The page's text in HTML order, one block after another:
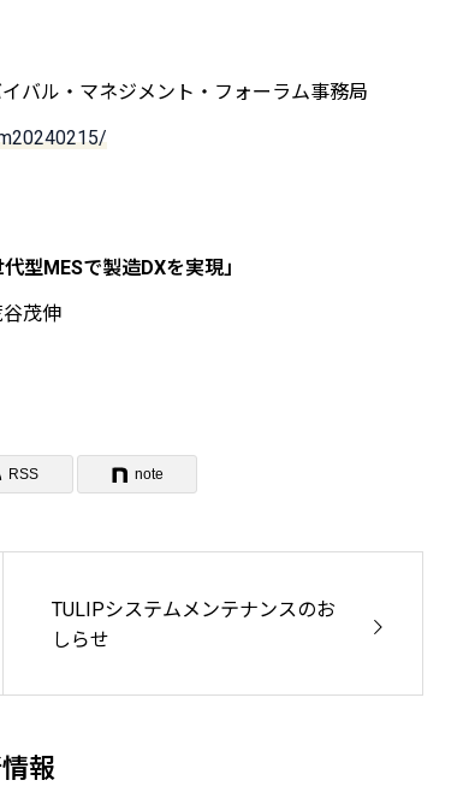
ル・マネジメント・フォーラム事務局
型MESで製造DXを実現」
茂伸
RSS note
TULIPシステムメンテナンスのお
しらせ
報